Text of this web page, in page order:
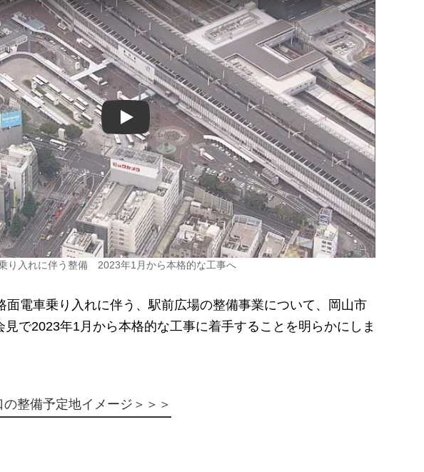
Play
り入れに伴う整備 2023年1月から本格的な工事へ
電車乗り入れに伴う、駅前広場の整備事業について、岡山市
で2023年1月から本格的な工事に着手することを明らかにしま
整備予定地イメージ＞＞＞